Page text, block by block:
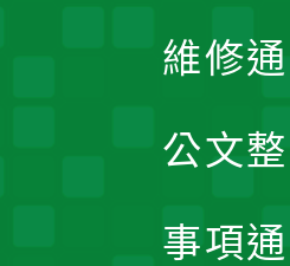
維修
公文
事項